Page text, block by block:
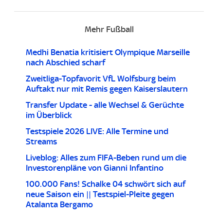
Mehr Fußball
Medhi Benatia kritisiert Olympique Marseille
nach Abschied scharf
Zweitliga-Topfavorit VfL Wolfsburg beim
Auftakt nur mit Remis gegen Kaiserslautern
Transfer Update - alle Wechsel & Gerüchte
im Überblick
Testspiele 2026 LIVE: Alle Termine und
Streams
Liveblog: Alles zum FIFA-Beben rund um die
Investorenpläne von Gianni Infantino
100.000 Fans! Schalke 04 schwört sich auf
neue Saison ein || Testspiel-Pleite gegen
Atalanta Bergamo